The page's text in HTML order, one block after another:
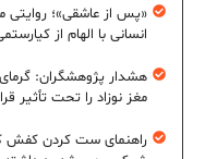
«پس از عاشقی»؛ روایتی
انسانی با الهام از
هشدار پژوهشگران:
مغز نوزاد را تحت تأثیر